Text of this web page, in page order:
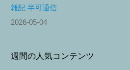
雑記 半可通信
2026-05-04
週間の人気コンテンツ